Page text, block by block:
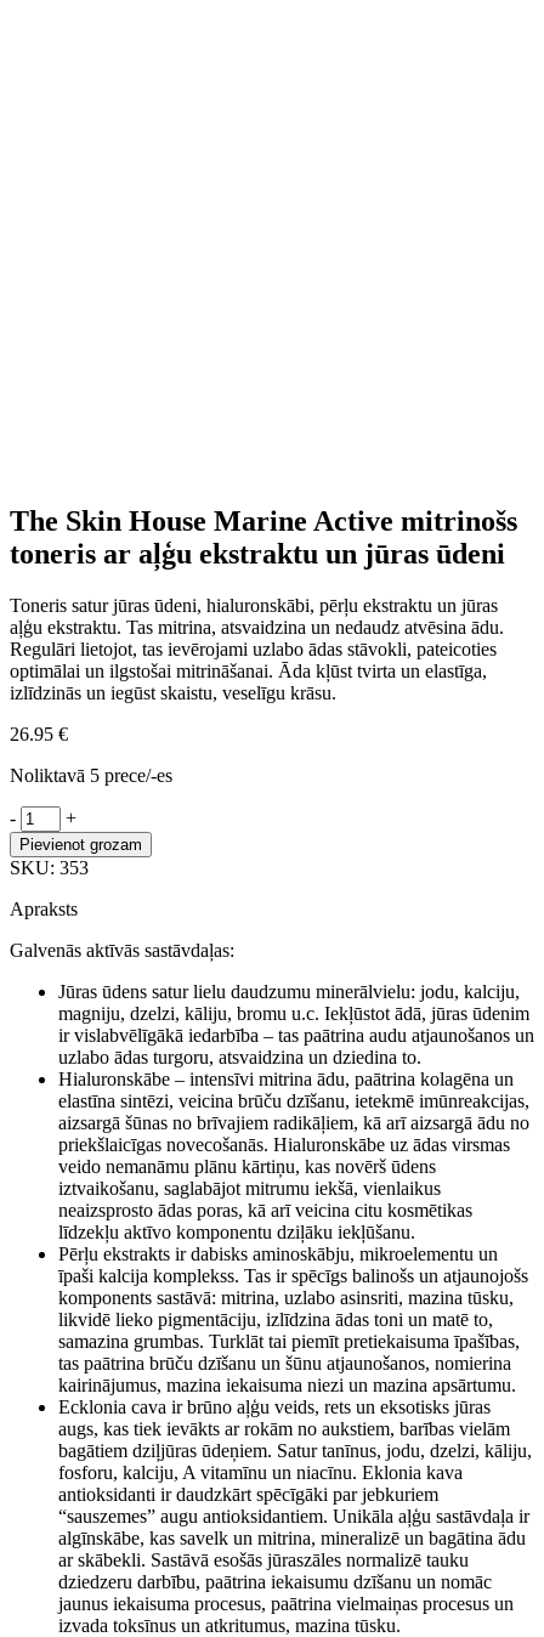
The Skin House Marine Active mitrinošs
toneris ar aļģu ekstraktu un jūras ūdeni
Toneris satur jūras ūdeni, hialuronskābi, pērļu ekstraktu un jūras
aļģu ekstraktu. Tas mitrina, atsvaidzina un nedaudz atvēsina ādu.
Regulāri lietojot, tas ievērojami uzlabo ādas stāvokli, pateicoties
optimālai un ilgstošai mitrināšanai. Āda kļūst tvirta un elastīga,
izlīdzinās un iegūst skaistu, veselīgu krāsu.
26.95 €
Noliktavā 5 prece/-es
- The
Skin
House
Marine
Active
mitrinošs
toneris
aļģu
ekstraktu
ūdeni
daudzums
+
Pievienot grozam
SKU: 353
Apraksts
Galvenās aktīvās sastāvdaļas:
Jūras ūdens satur lielu daudzumu minerālvielu: jodu, kalciju,
magniju, dzelzi, kāliju, bromu u.c. Iekļūstot ādā, jūras ūdenim
ir vislabvēlīgākā iedarbība – tas paātrina audu atjaunošanos un
uzlabo ādas turgoru, atsvaidzina un dziedina to.
Hialuronskābe – intensīvi mitrina ādu, paātrina kolagēna un
elastīna sintēzi, veicina brūču dzīšanu, ietekmē imūnreakcijas,
aizsargā šūnas no brīvajiem radikāļiem, kā arī aizsargā ādu no
priekšlaicīgas novecošanās. Hialuronskābe uz ādas virsmas
veido nemanāmu plānu kārtiņu, kas novērš ūdens
iztvaikošanu, saglabājot mitrumu iekšā, vienlaikus
neaizsprosto ādas poras, kā arī veicina citu kosmētikas
līdzekļu aktīvo komponentu dziļāku iekļūšanu.
Pērļu ekstrakts ir dabisks aminoskābju, mikroelementu un
īpaši kalcija komplekss. Tas ir spēcīgs balinošs un atjaunojošs
komponents sastāvā: mitrina, uzlabo asinsriti, mazina tūsku,
likvidē lieko pigmentāciju, izlīdzina ādas toni un matē to,
samazina grumbas. Turklāt tai piemīt pretiekaisuma īpašības,
tas paātrina brūču dzīšanu un šūnu atjaunošanos, nomierina
kairinājumus, mazina iekaisuma niezi un mazina apsārtumu.
Ecklonia cava ir brūno aļģu veids, rets un eksotisks jūras
augs, kas tiek ievākts ar rokām no aukstiem, barības vielām
bagātiem dziļjūras ūdeņiem. Satur tanīnus, jodu, dzelzi, kāliju,
fosforu, kalciju, A vitamīnu un niacīnu. Eklonia kava
antioksidanti ir daudzkārt spēcīgāki par jebkuriem
“sauszemes” augu antioksidantiem. Unikāla aļģu sastāvdaļa ir
algīnskābe, kas savelk un mitrina, mineralizē un bagātina ādu
ar skābekli. Sastāvā esošās jūraszāles normalizē tauku
dziedzeru darbību, paātrina iekaisumu dzīšanu un nomāc
jaunus iekaisuma procesus, paātrina vielmaiņas procesus un
izvada toksīnus un atkritumus, mazina tūsku.